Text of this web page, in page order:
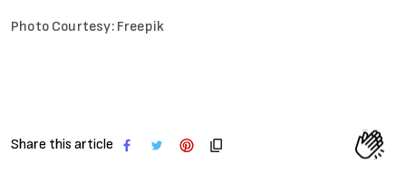
Photo Courtesy: Freepik
Share this article